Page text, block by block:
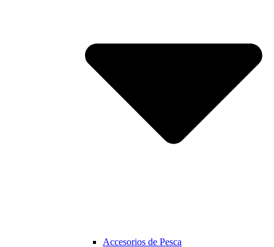
Accesorios de Pesca